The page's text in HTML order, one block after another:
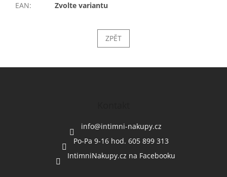
EAN: Zvolte variantu
ZPĚT
info@intimni-nakupy.cz
Po-Pa 9-16 hod. 605 899 313
IntimniNakupy.cz na Facebooku